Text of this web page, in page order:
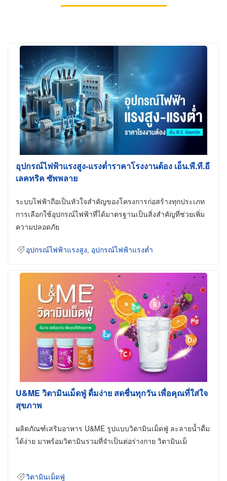
อุปกรณ์ไฟฟ้าแรงสูง-แรงต่ำราคาโรงงานต้อง เอ็น.พี.ที.อี
เลคทริค ซัพพลาย
ระบบไฟฟ้าถือเป็นหัวใจสำคัญของโครงการก่อสร้างทุกประเภท
การเลือกใช้อุปกรณ์ไฟฟ้าที่ได้มาตรฐานเป็นสิ่งสำคัญที่ช่วยเพิ่ม
ความปลอดภัย
อุปกรณ์ไฟฟ้าแรงสูง อุปกรณ์ไฟฟ้าแรงต่ำ
U&ME วิตามินเม็ดฟู่ ดื่มง่าย สดชื่นทุกวัน เพื่อคุณที่ใส่ใจ
สุขภาพ
ผลิตภัณฑ์เสริมอาหาร U&ME รูปแบบวิตามินเม็ดฟู่ ละลายน้ำดื่ม
ได้ง่าย มาพร้อมวิตามินรวมที่จำเป็นต่อร่างกาย วิตามินเม็
วิตามินเม็ดฟู่